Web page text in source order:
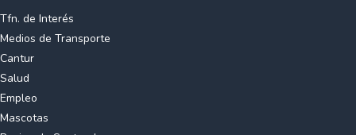
Tfn. de Interés
Medios de Transporte
Cantur
Salud
Empleo
Mascotas